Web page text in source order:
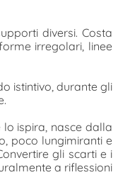
diversi. Costa
irregolari, linee
istintivo, durante gli
ispira, nasce dalla
poco lungimiranti e
gli scarti e i
a riflessioni